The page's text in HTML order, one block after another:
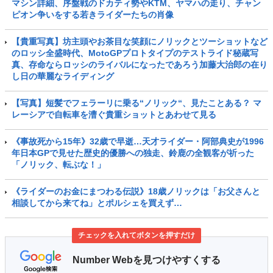
マシン詳細、序盤戦のドカティ勢やKTM、ヤマハの走り、チャン
ピオン争いをする若きライダーたちの肖像
【貴重写真】坊主頭やお茶目な笑顔にノリックとツーショットなど
のロッシ全盛時代、MotoGPプロトタイプのテストライド秘蔵写
真、存命ならロッシのライバルになったであろう加藤大治郎の在り
し日の華麗なライディング
【写真】短髪でフェラーリに乗る“ノリック“、見たことある？ マ
レーシアで自転車を漕ぐ貴重ショットとあわせて見る
《事故死から15年》32歳で早逝…天才ライダー・阿部典史が1996
年日本GPで見せた歴史的優勝への独走、鈴鹿の全観客が祈った
「ノリック、転ぶな！」
《ライダーのお金にまつわる伝説》18歳ノリックは「お父さんと
相談してから来てね」とポルシェを買えず…
チェックを入れてボタンを押すだけ
Number Webを見つけやすくする